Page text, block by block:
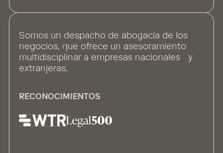
Somos un despacho de abogacía de los
negocios, que ofrece un asesoramiento
multidisciplinar a empresas nacionales y
extranjeras.
RECONOCIMIENTOS